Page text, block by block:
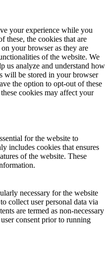
your experience while you
these, the cookies that are
your browser as they are
of the website. We
us analyze and understand how
will be stored in your browser
the option to opt-out of these
cookies may affect your
for the website to
includes cookies that ensures
of the website. These
necessary for the website
collect user personal data via
are termed as non-necessary
consent prior to running